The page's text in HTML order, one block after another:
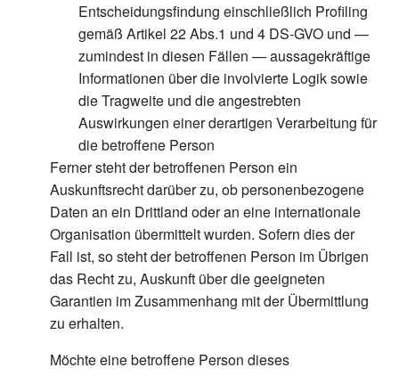
Entscheidungsfindung einschließlich Profiling
gemäß Artikel 22 Abs.1 und 4 DS-GVO und —
zumindest in diesen Fällen — aussagekräftige
Informationen über die involvierte Logik sowie
die Tragweite und die angestrebten
Auswirkungen einer derartigen Verarbeitung für
die betroffene Person
Ferner steht der betroffenen Person ein
Auskunftsrecht darüber zu, ob personenbezogene
Daten an ein Drittland oder an eine internationale
Organisation übermittelt wurden. Sofern dies der
Fall ist, so steht der betroffenen Person im Übrigen
das Recht zu, Auskunft über die geeigneten
Garantien im Zusammenhang mit der Übermittlung
zu erhalten.
Möchte eine betroffene Person dieses